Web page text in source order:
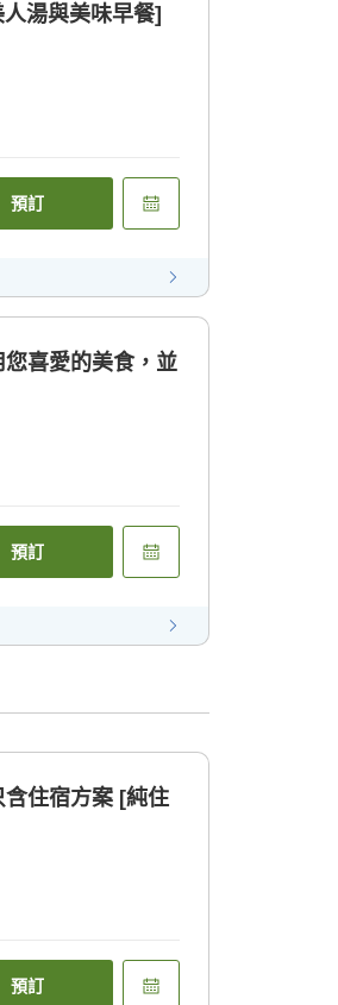
湯與美味早餐]
預訂
喜愛的美食，並
預訂
住宿方案 [純住
預訂